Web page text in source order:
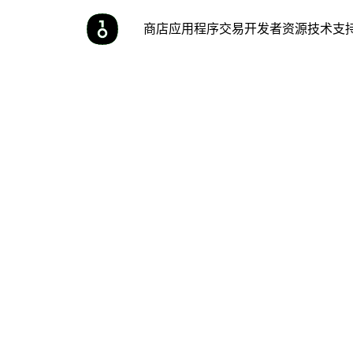
商店应用程序交易开发者资源技术支